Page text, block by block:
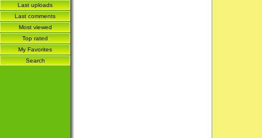
Last uploads
Last comments
Most viewed
Top rated
My Favorites
Search